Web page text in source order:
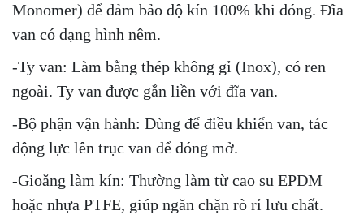
Monomer) để đảm bảo độ kín 100% khi đóng. Đĩa
van có dạng hình nêm.
-Ty van: Làm bằng thép không gỉ (Inox), có ren
ngoài. Ty van được gắn liền với đĩa van.
-Bộ phận vận hành: Dùng để điều khiển van, tác
động lực lên trục van để đóng mở.
-Gioăng làm kín: Thường làm từ cao su EPDM
hoặc nhựa PTFE, giúp ngăn chặn rò rỉ lưu chất.